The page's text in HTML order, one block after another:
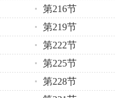
第216节
第219节
第222节
第225节
第228节